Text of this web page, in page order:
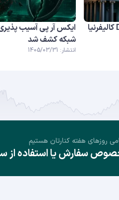
قیمت XRP امروز؛ تاثیر قانون DFAL کالیفرنیا
ایکس آر پی آسیب پذیری
شبکه کشف شد
انتشار: 1405/03/31
روز‌های هفته کنارتان هستیم
سفارش یا استفاده از